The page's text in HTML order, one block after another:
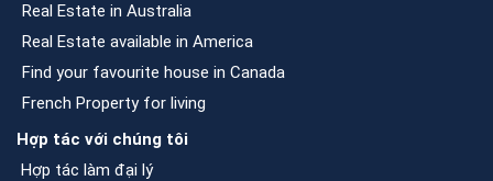
Real Estate in Australia
Real Estate available in America
Find your favourite house in Canada
French Property for living
Hợp tác với chúng tôi
Hợp tác làm đại lý